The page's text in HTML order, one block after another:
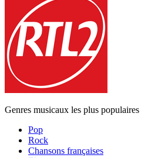
Genres musicaux les plus populaires
Pop
Rock
Chansons françaises